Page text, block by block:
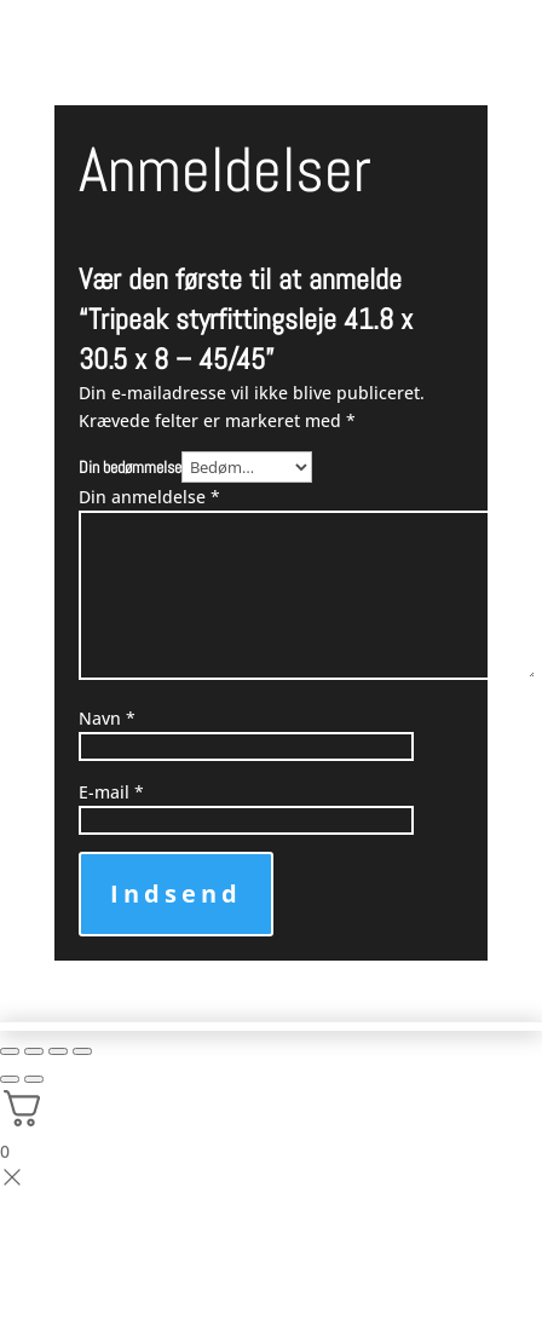
Anmeldelser
Vær den første til at anmelde
“Tripeak styrfittingsleje 41.8 x
30.5 x 8 – 45/45”
Din e-mailadresse vil ikke blive publiceret.
Krævede felter er markeret med *
Din bedømmelse
Din anmeldelse *
Navn *
E-mail *
Indsend
0